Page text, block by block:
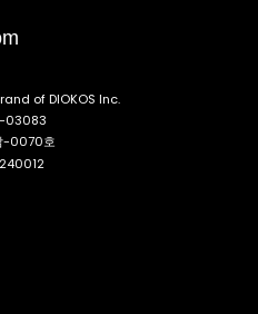
of DIOKOS Inc.
03083
-0070호